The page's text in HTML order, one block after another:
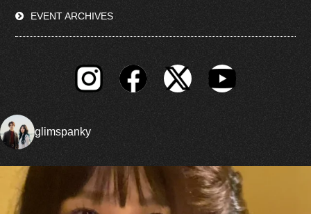
EVENT ARCHIVES
glimspanky